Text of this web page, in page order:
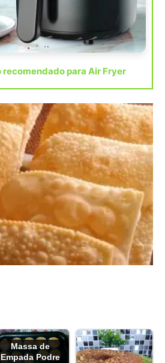
recomendado para Air Fryer
Massa de
Empada Podre